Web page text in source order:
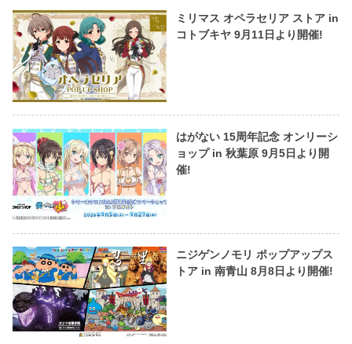
ミリマス オペラセリア ストア in
コトブキヤ 9月11日より開催!
はがない 15周年記念 オンリーシ
ョップ in 秋葉原 9月5日より開
催!
ニジゲンノモリ ポップアップス
トア in 南青山 8月8日より開催!